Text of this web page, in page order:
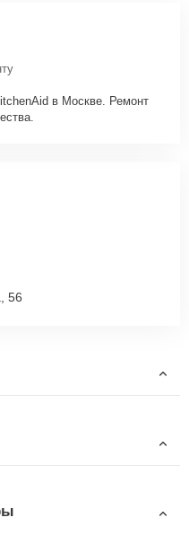
в Москве. Ремонт
56